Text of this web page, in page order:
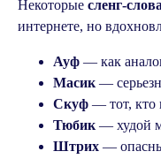
Некоторые сленг-слова
интернете, но
Ауф — как
Масик —
Скуф — тот, кто
Тюбик — худой
Штрих —